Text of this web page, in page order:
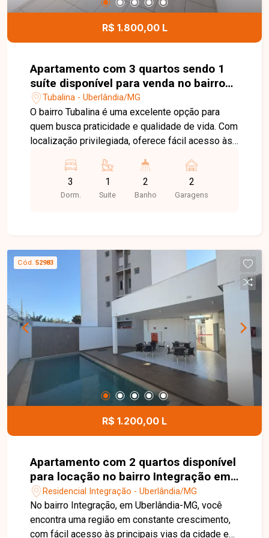
para o seu negócio. Observação: Na descrição
enviada consta `bairro Santa Mônica`, enquanto o
título informa `bairro Segismundo Pereira`.
antes da publicação do anúncio.
R$ 1.800,00 L
Apartamento com 3 quartos sendo 1
suíte disponível para venda no bairro
Tubalina em Uberlândia-MG
Tubalina - Uberlândia/MG
O bairro Tubalina é uma excelente opção para
quem busca praticidade e qualidade de vida. Com
localização privilegiada, oferece fácil acesso às
infraestrutura de comércios, supermercados,
escolas, farmácias e diversos serviços,
proporcionando comodidade para toda a família.
cozinha planejada com armários embutidos, área
de serviço com armários e área externa, além de
1 vaga de garagem térrea com área externa
diferenciada. O apartamento conta com interfone
e está em condomínio com portaria presencial,
área de lazer com piscina e espaço gourmet,
oferecendo mais segurança, conforto e lazer aos
moradores. Entre em contato com a Delta
Imóveis e agende sua visita. Nossa equipe está
pronta para apresentar todos os detalhes deste
imóvel e ajudar você a encontrar o imóvel ideal
para morar ou investir.
3
Dorm.
1
Suite
2
Banho
2
Garagens
Cód. 52983
R$ 1.200,00 L
Apartamento com 2 quartos disponível
para locação no bairro Integração em
Uberlândia-MG
Residencial Integração - Uberlândia/MG
No bairro Integração, em Uberlândia-MG, você
encontra uma região em constante crescimento,
com fácil acesso às principais vias da cidade e